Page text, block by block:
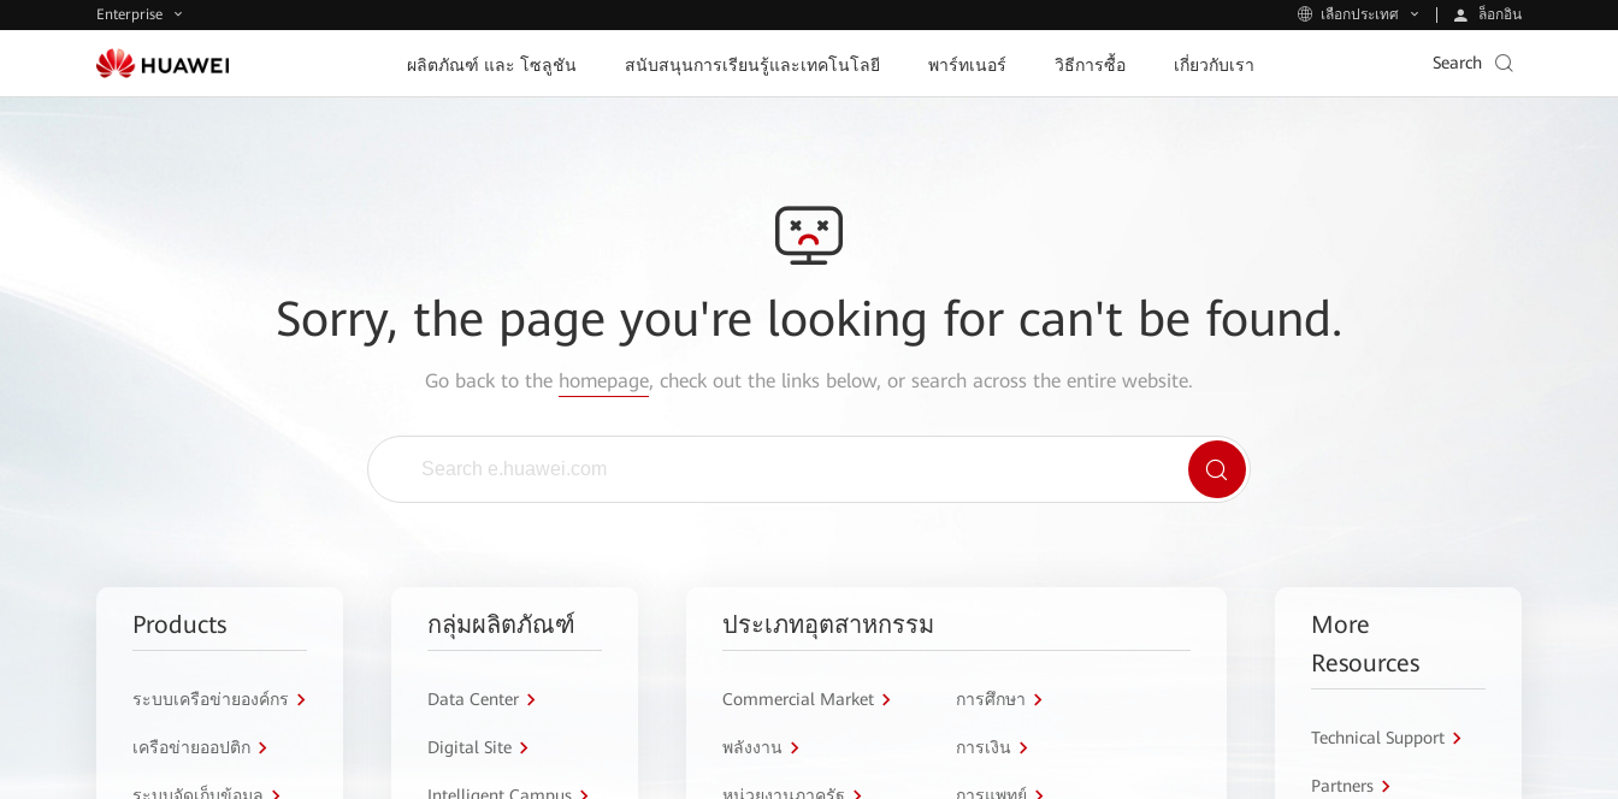
Enterprise เลือกประเทศ ล็อกอิน
ผลิตภัณฑ์ และ โซลูชัน สนับสนุนการเรียนรู้และเทคโนโลยี พาร์ทเนอร์ วิธีการซื้อ เกี่ยวกับเรา Search
Sorry, the page you're looking for can't be found.
Go back to the homepage, check out the links below, or search across the entire website.
Products
ระบบเครือข่ายองค์กร
เครือข่ายออปติก
กลุ่มผลิตภัณฑ์
Data Center
Digital Site
ประเภทอุตสาหกรรม
Commercial Market การศึกษา
พลังงาน การเงิน
More
Resources
Technical Support
Partners